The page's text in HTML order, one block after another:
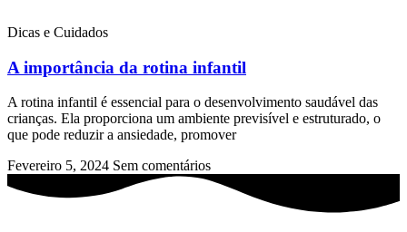
Dicas e Cuidados
A importância da rotina infantil
A rotina infantil é essencial para o desenvolvimento saudável das
crianças. Ela proporciona um ambiente previsível e estruturado, o
que pode reduzir a ansiedade, promover
Fevereiro 5, 2024 Sem comentários